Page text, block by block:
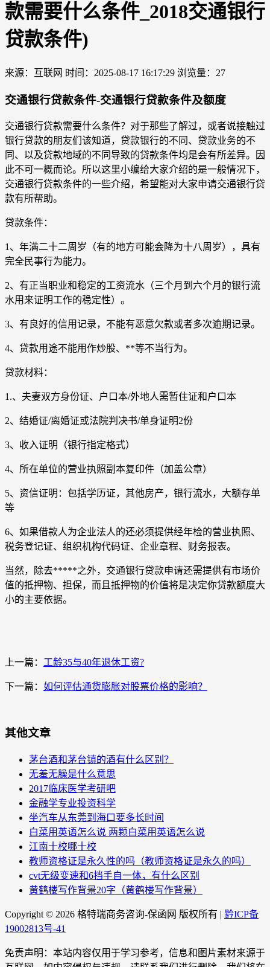
款需要什么条件_2018交通银行
贷款条件)
来源：互联网 时间：2025-08-17 16:17:29 浏览量：27
交通银行贷款条件-交通银行贷款条件及额度
交通银行贷款需要什么条件？对于那些了解过，或者说接触过
银行贷款的朋友们该知道，贷款银行的不同、贷款业务的不
同、以及贷款地域的不同导致的贷款条件均是会有所差异。因
此不可一概而论。所以这里小编给大家介绍的是一般情况下，
交通银行贷款条件的一些介绍，希望能对大家申请交通银行贷
款有所帮助。
贷款条件：
1、年满二十二周岁（有的地方可能会降为十八周岁），具有
完全民事行为能力。
2、有正当职业和稳定的工资流水（三个月到六个月的银行流
水用来证明工作的稳定性）。
3、有良好的信用记录，不能有恶意欠款或者多次逾期记录。
4、贷款用途不能用作炒股、**等不当行为。
贷款材料：
1.、夫妻双方身份证、户口本/外地人需暂住证和户口本
2、结婚证/离婚证或法院判决书/单身证明2份
3、收入证明（银行指定格式）
4、所在单位的营业执照副本复印件（加盖公章）
5、资信证明：包括学历证，其他房产，银行流水，大额存单
等
6、如果借款人为企业法人的还必须提供经年检的营业执照、
税务登记证、组织机构代码证、企业章程、财务报表。
当然，除去*****之外，交通银行贷款申请还需提供有市场价
值的抵押物、担保，而且抵押物的价值将是决定你贷款额度大
小的主要依据。
上一篇： 工龄35与40年退休工资?
下一篇： 如何评估通货膨胀对股票价格的影响？
其他文章
茅台酒和茅台镇的酒有什么区别？
无羞无臊是什么意思
2017临床医学考研吧
金融学专业投资科学
坐汽车从东莞到海口要多长时间
白菜用英语怎么说 两颗白菜用英语怎么说
江南十校哪十校
教师资格证是永久性的吗（教师资格证是永久的吗）
cvt无级变速和6挡手自一体，有什么区别
黄鹤楼写作背景20字（黄鹤楼写作背景）
Copyright © 2026 格特瑞商务咨询-保函网 版权所有 | 黔ICP备
19002813号-41
免责声明：本站内容仅用于学习参考，信息和图片素材来源于